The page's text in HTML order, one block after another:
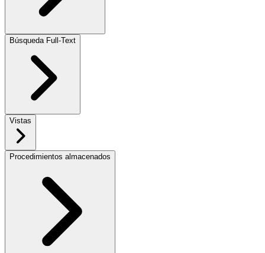
Búsqueda Full-Text
Vistas
Procedimientos almacenados